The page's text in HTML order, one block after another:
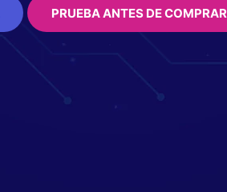
PRUEBA ANTES DE COMPRAR